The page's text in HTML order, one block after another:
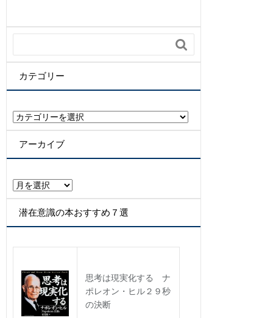

カテゴリー
カ
テ
ゴ
リ
アーカイブ
ア
ー
カ
イ
潜在意識の本おすすめ７選
思考は現実化する ナ
ポレオン・ヒル２９秒
の決断